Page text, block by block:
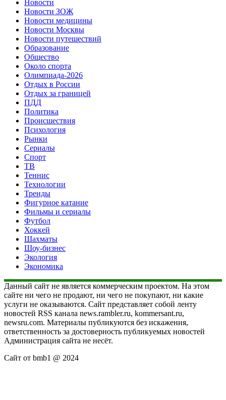
Новости
Новости ЗОЖ
Новости медицины
Новости Москвы
Новости путешествий
Образование
Общество
Около спорта
Олимпиада-2026
Отдых в России
Отдых за границей
ПДД
Политика
Происшествия
Психология
Рынки
Сериалы
Спорт
ТВ
Теннис
Технологии
Тренды
Фигурное катание
Фильмы и сериалы
Футбол
Хоккей
Шахматы
Шоу-бизнес
Экология
Экономика
Данный сайт не является коммерческим проектом. На этом
сайте ни чего не продают, ни чего не покупают, ни какие
услуги не оказываются. Сайт представляет собой ленту
новостей RSS канала news.rambler.ru, kommersant.ru,
newsru.com. Материалы публикуются без искажения,
ответственность за достоверность публикуемых новостей
Администрация сайта не несёт.
Сайт от bmb1 @ 2024